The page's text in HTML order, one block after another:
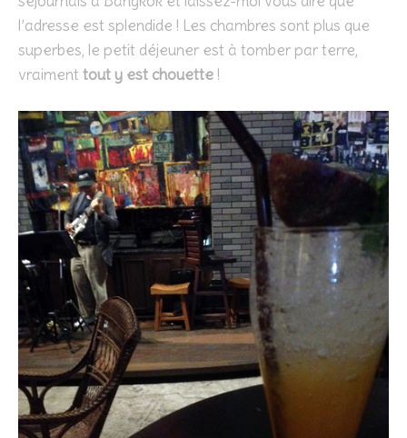
l’adresse est splendide ! Les chambres sont plus que
superbes, le petit déjeuner est à tomber par terre,
vraiment tout y est chouette !